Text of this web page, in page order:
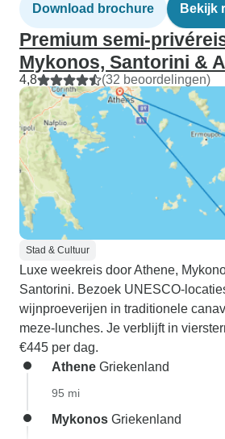
Download brochure Bekijk
Premium semi-
Mykonos, Santorini &
4,8 (32 beoordelingen)
Stad & Cultuur
Luxe weekreis door Athene,
Santorini. Bezoek UNESCO-
wijnproeverijen in traditionele
meze-lunches. Je verblijft in
€445 per dag.
Athene Griekenland
95 mi
Mykonos Griekenland